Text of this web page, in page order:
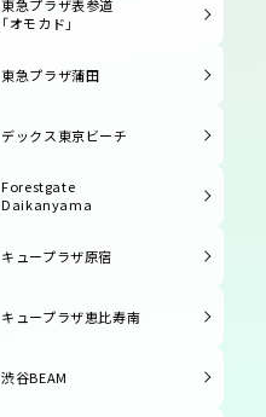
東急プラザ表参道
「オモカド」
東急プラザ蒲田
デックス東京ビーチ
Forestgate
Daikanyama
キュープラザ原宿
キュープラザ恵比寿南
渋谷BEAM